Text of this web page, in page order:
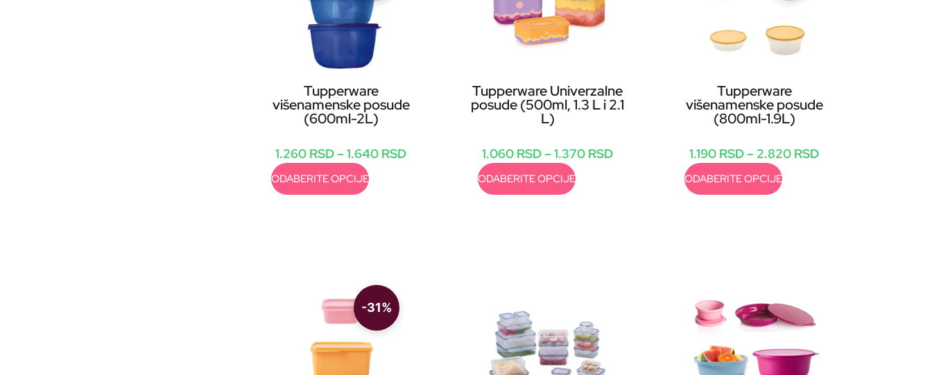
Tupperware
višenamenske posude
(600ml-2L)
1.260 RSD–1.640 RSD
ODABERITE OPCIJE
Tupperware Univerzalne
posude (500ml, 1.3 L i 2.1
L)
1.060 RSD–1.370 RSD
ODABERITE OPCIJE
Tupperware
višenamenske posude
(800ml-1.9L)
1.190 RSD– 2.820 RSD
ODABERITE OPCIJE
-31%